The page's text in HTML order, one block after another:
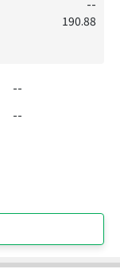
--
190.88
--
--